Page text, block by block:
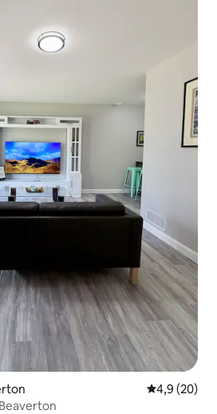
Évaluation
4,9 (20)